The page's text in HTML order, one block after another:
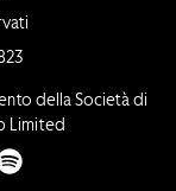
della Società di
Limited